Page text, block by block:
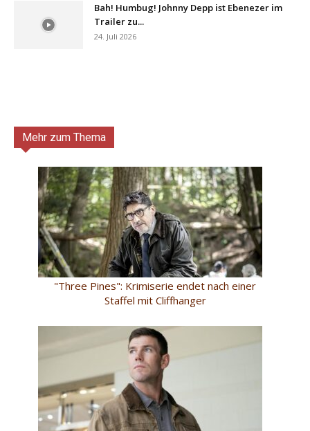
Bah! Humbug! Johnny Depp ist Ebenezer im
Trailer zu...
24. Juli 2026
Mehr zum Thema
"Three Pines": Krimiserie endet nach einer
Staffel mit Cliffhanger